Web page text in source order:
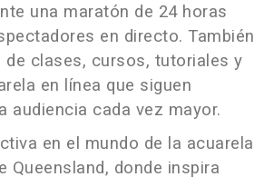
una maratón de 24 horas
en directo. También
de clases, cursos, tutoriales y
en línea que siguen
audiencia cada vez mayor.
en el mundo de la acuarela
Queensland, donde inspira